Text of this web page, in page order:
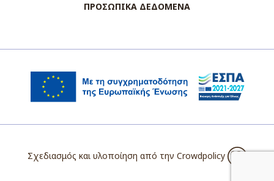
ΠΡΟΣΩΠΙΚΑ ΔΕΔΟΜΕΝΑ
Σχεδιασμός και υλοποίηση από την Crowdpolicy